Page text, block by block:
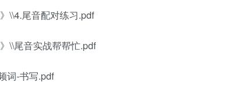
\\4.尾音配对练习.pdf
\\尾音实战帮帮忙.pdf
词-书写.pdf